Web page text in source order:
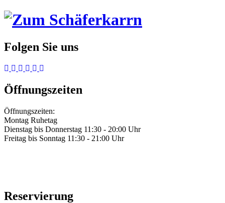
Folgen Sie uns
Öffnungszeiten
Öffnungszeiten:
Montag Ruhetag
Dienstag bis Donnerstag 11:30 - 20:00 Uhr
Freitag bis Sonntag 11:30 - 21:00 Uhr
Reservierung